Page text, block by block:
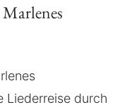
Liederreise durch